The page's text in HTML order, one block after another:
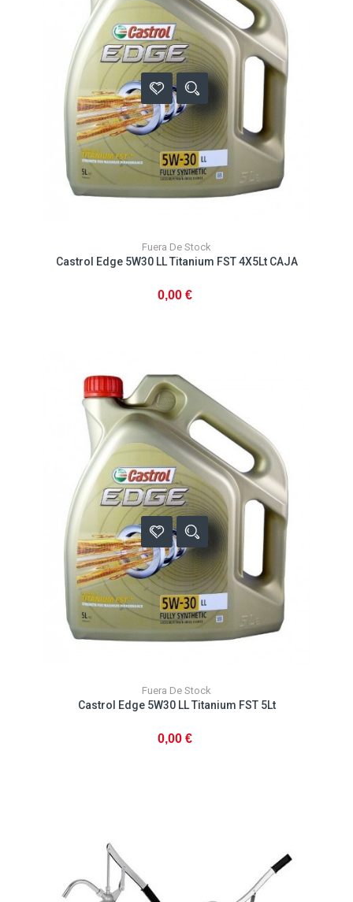
Fuera De Stock
Castrol Edge 5W30 LL Titanium FST 4X5Lt CAJA
0,00 €
Fuera De Stock
Castrol Edge 5W30 LL Titanium FST 5Lt
0,00 €